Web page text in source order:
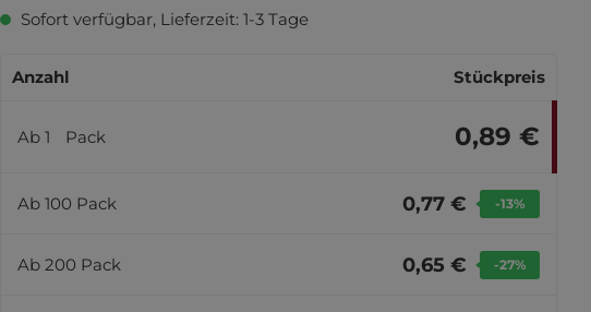
Sofort verfügbar, Lieferzeit: 1-3 Tage
Anzahl Stückpreis
Ab 1 Pack 0,89 €
Ab 100 Pack 0,77 € -13%
Ab 200 Pack 0,65 € -27%